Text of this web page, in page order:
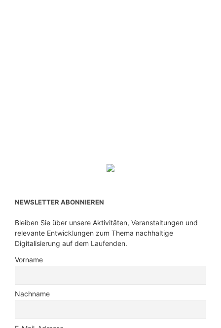
NEWSLETTER ABONNIEREN
Bleiben Sie über unsere Aktivitäten, Veranstaltungen und
relevante Entwicklungen zum Thema nachhaltige
Digitalisierung auf dem Laufenden.
Vorname
Nachname